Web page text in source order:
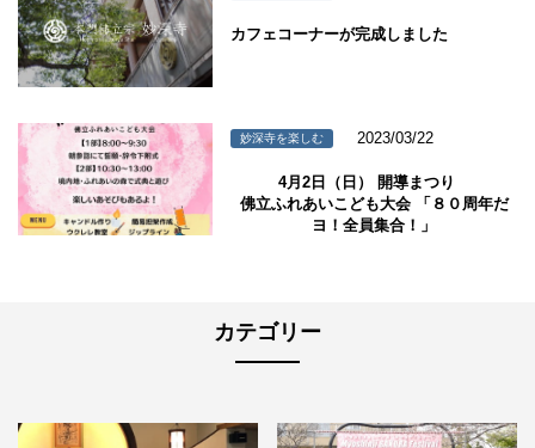
カフェコーナーが完成しました
妙深寺を楽しむ 2023/03/22
4月2日（日） 開導まつり
佛立ふれあいこども大会 「８０周年だ
ヨ！全員集合！」
カテゴリー